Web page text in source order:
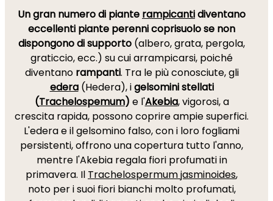
Un gran numero di piante rampicantidiventano
eccellenti piante perenni coprisuolose non
dispongono di supporto (albero, grata, pergola,
graticcio, ecc.) su cui arrampicarsi, poiché
diventano rampanti. Tra le più conosciute, gli
edera(Hedera), igelsomini stellati
(Trachelospemum) e l'Akebia, vigorosi, a
crescita rapida, possono coprire ampie superfici.
L'edera e il gelsomino falso, con i loro fogliami
persistenti, offrono una copertura tutto l'anno,
mentre l'Akebia regala fiori profumati in
primavera. Il Trachelospermum jasminoides,
noto per i suoi fiori bianchi molto profumati,